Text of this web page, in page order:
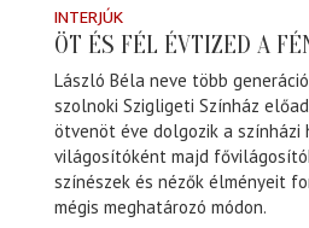
INTERJÚK
ÖT ÉS FÉL ÉVTIZED A
László Béla neve több
szolnoki Szigligeti Színház
ötvenöt éve dolgozik a színházi
világosítóként majd
színészek és nézők élményeit
mégis meghatározó módon.